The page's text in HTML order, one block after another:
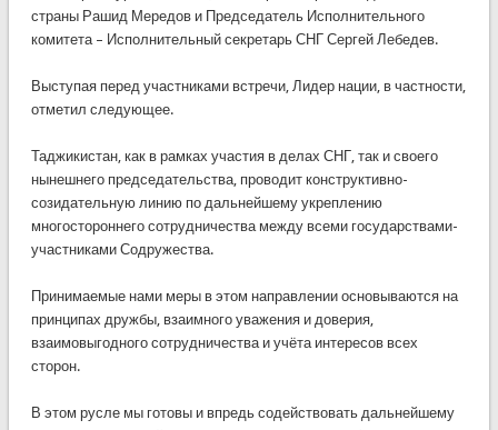
страны Рашид Мередов и Председатель Исполнительного
комитета – Исполнительный секретарь СНГ Сергей Лебедев.
Выступая перед участниками встречи, Лидер нации, в частности,
отметил следующее.
Таджикистан, как в рамках участия в делах СНГ, так и своего
нынешнего председательства, проводит конструктивно-
созидательную линию по дальнейшему укреплению
многостороннего сотрудничества между всеми государствами-
участниками Содружества.
Принимаемые нами меры в этом направлении основываются на
принципах дружбы, взаимного уважения и доверия,
взаимовыгодного сотрудничества и учёта интересов всех
сторон.
В этом русле мы готовы и впредь содействовать дальнейшему